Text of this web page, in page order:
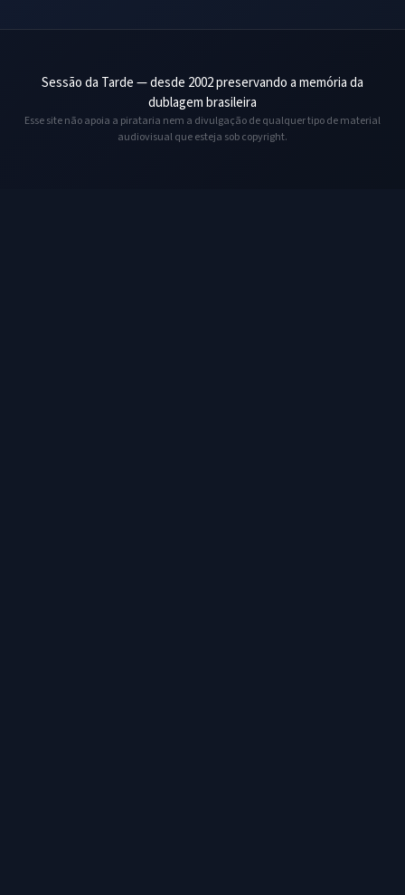
Sessão da Tarde — desde 2002 preservando a memória da
dublagem brasileira
Esse site não apoia a pirataria nem a divulgação de qualquer tipo de material
audiovisual que esteja sob copyright.